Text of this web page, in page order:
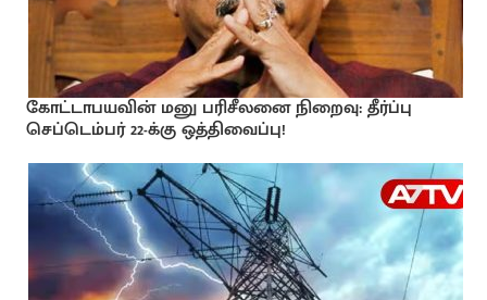
கோட்டாபயவின் மனு பரிசீலனை நிறைவு: தீர்ப்பு
செப்டெம்பர் 22-க்கு ஒத்திவைப்பு!